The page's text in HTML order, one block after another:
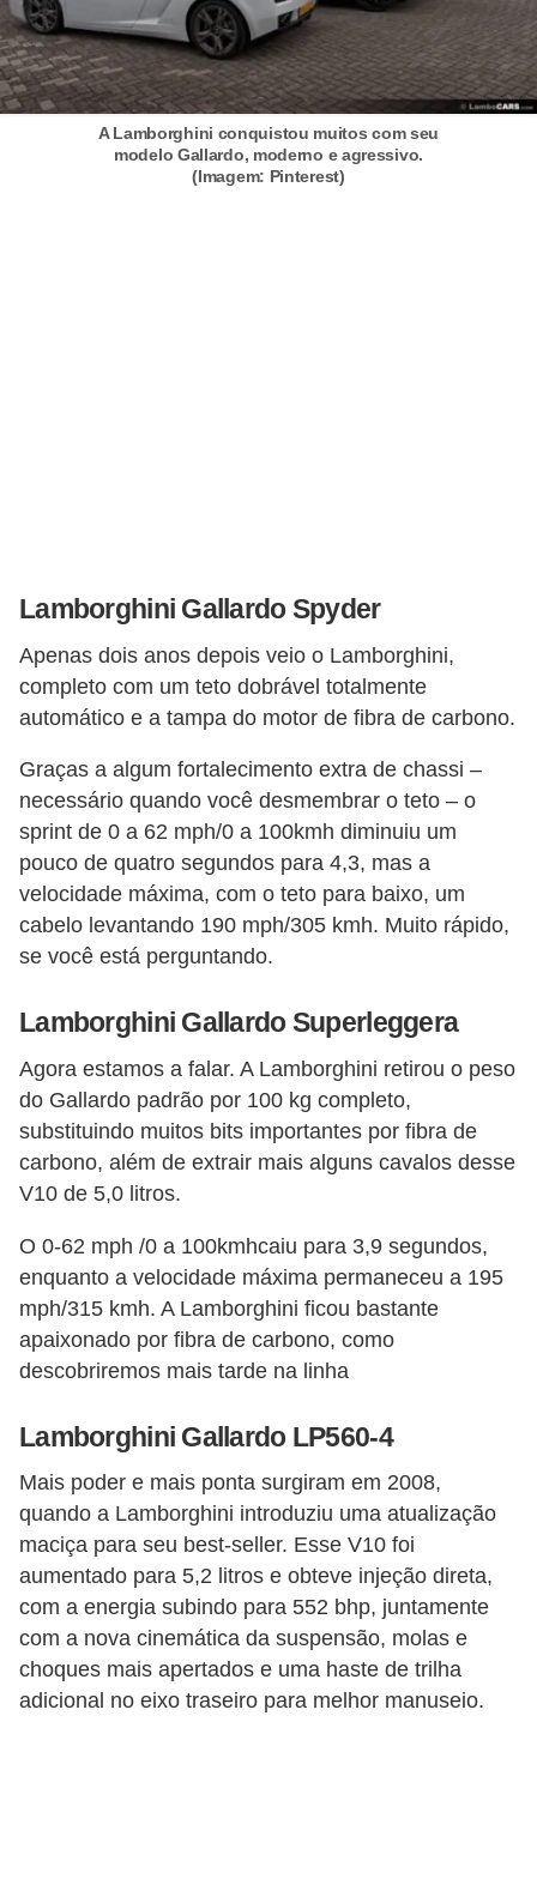
A Lamborghini conquistou muitos com seu
modelo Gallardo, moderno e agressivo.
(Imagem: Pinterest)
Lamborghini Gallardo Spyder
Apenas dois anos depois veio o Lamborghini,
completo com um teto dobrável totalmente
automático e a tampa do motor de fibra de carbono.
Graças a algum fortalecimento extra de chassi –
necessário quando você desmembrar o teto – o
sprint de 0 a 62 mph/0 a 100kmh diminuiu um
pouco de quatro segundos para 4,3, mas a
velocidade máxima, com o teto para baixo, um
cabelo levantando 190 mph/305 kmh. Muito rápido,
se você está perguntando.
Lamborghini Gallardo Superleggera
Agora estamos a falar. A Lamborghini retirou o peso
do Gallardo padrão por 100 kg completo,
substituindo muitos bits importantes por fibra de
carbono, além de extrair mais alguns cavalos desse
V10 de 5,0 litros.
O 0-62 mph /0 a 100kmhcaiu para 3,9 segundos,
enquanto a velocidade máxima permaneceu a 195
mph/315 kmh. A Lamborghini ficou bastante
apaixonado por fibra de carbono, como
descobriremos mais tarde na linha
Lamborghini Gallardo LP560-4
Mais poder e mais ponta surgiram em 2008,
quando a Lamborghini introduziu uma atualização
maciça para seu best-seller. Esse V10 foi
aumentado para 5,2 litros e obteve injeção direta,
com a energia subindo para 552 bhp, juntamente
com a nova cinemática da suspensão, molas e
choques mais apertados e uma haste de trilha
adicional no eixo traseiro para melhor manuseio.
c
a
e
c
u
o
s
M
o
t
o
e
s
c
o
o
e
r
s
N
t
í
c
i
a
s
o